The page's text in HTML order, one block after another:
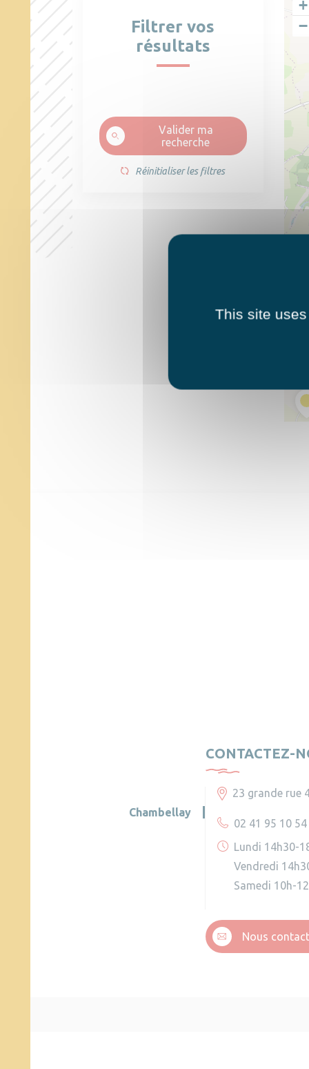
Filtrer vos
résultats
Valider ma
recherche
Réinitialiser les filtres
9
+
−
CONTACTEZ-
Chambellay
23 grande rue
02 41 95 10 54
Lundi 14h30-
Vendredi
Samedi 10h-
Nous
This site